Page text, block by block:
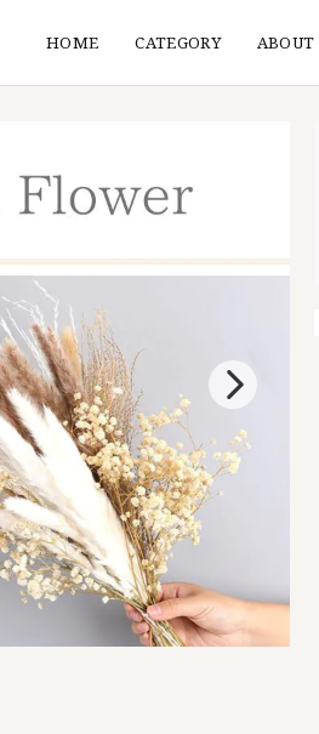
HOME CATEGORY ABOUT